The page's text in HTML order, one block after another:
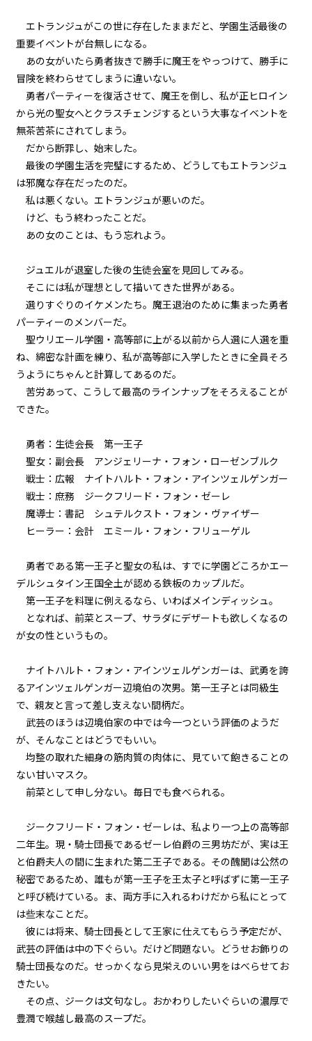
ビューワー設定
文字サイズ
明朝
背景色
組み方向
横組み
episode21
幕間狂言：正ヒロイン、ずっと自
分のターンを確信する。しかし、
その陰でもう一人…。
episode22
小休止：悪役令嬢、地獄でグルメ
紀行。《台湾ラーメン編》
episode23
悪役令嬢、武器を所望する。
episode24
悪役令嬢、現在の地獄の統治状況
を知る。
悪役令嬢、近代兵器と相対する。
episode26
episode27
悪役令嬢、家来も二つ名も増える
一方。
悪役令嬢、天才は天才を知る。
episode29
悪役令嬢、天才vs天才の頭脳バト
ルに挑む。
episode30
た！？
episode31
幕間狂言：有能執事、復讐を誓
う。
小休止：悪役令嬢、地獄でグルメ
紀行。《麻婆豆腐編》
episode33
悪役令嬢、ただの可憐な（？）公
爵令嬢になる。
悪役令嬢、さすがにちょっぴり弱
気になる。
episode35
悪役令嬢、値段をつけられる。
episode36
悪役令嬢、処刑された経緯を振り
episode37
悪役令嬢、ネコタローしゃべる。
episode38
悪役令嬢、地獄の番犬に遭遇す
る。
エトランジュがこの世に存在したままだと、学園生活最後の
重要イベントが台無しになる。
あの女がいたら勇者抜きで勝手に魔王をやっつけて、勝手に
冒険を終わらせてしまうに違いない。
勇者パーティーを復活させて、魔王を倒し、私が正ヒロイン
から光の聖女へとクラスチェンジするという大事なイベントを
無茶苦茶にされてしまう。
だから断罪し、始末した。
最後の学園生活を完璧にするため、どうしてもエトランジュ
は邪魔な存在だったのだ。
私は悪くない。エトランジュが悪いのだ。
けど、もう終わったことだ。
あの女のことは、もう忘れよう。
ジュエルが退室した後の生徒会室を見回してみる。
そこには私が理想として描いてきた世界がある。
選りすぐりのイケメンたち。魔王退治のために集まった勇者
パーティーのメンバーだ。
聖ウリエール学園・高等部に上がる以前から人選に人選を重
ね、綿密な計画を練り、私が高等部に入学したときに全員そろ
うようにちゃんと計算してあるのだ。
苦労あって、こうして最高のラインナップをそろえることが
できた。
勇者：生徒会長 第一王子
聖女：副会長 アンジェリーナ・フォン・ローゼンブルク
戦士：広報 ナイトハルト・フォン・アインツェルゲンガー
戦士：庶務 ジークフリード・フォン・ゼーレ
魔導士：書記 シュテルクスト・フォン・ヴァイザー
ヒーラー：会計 エミール・フォン・フリューゲル
勇者である第一王子と聖女の私は、すでに学園どころかエー
デルシュタイン王国全土が認める鉄板のカップルだ。
第一王子を料理に例えるなら、いわばメインディッシュ。
となれば、前菜とスープ、サラダにデザートも欲しくなるの
が女の性というもの。
ナイトハルト・フォン・アインツェルゲンガーは、武勇を誇
るアインツェルゲンガー辺境伯の次男。第一王子とは同級生
で、親友と言って差し支えない間柄だ。
武芸のほうは辺境伯家の中では今一つという評価のようだ
が、そんなことはどうでもいい。
均整の取れた細身の筋肉質の肉体に、見ていて飽きることの
ない甘いマスク。
前菜として申し分ない。毎日でも食べられる。
ジークフリード・フォン・ゼーレは、私より一つ上の高等部
二年生。現・騎士団長であるゼーレ伯爵の三男坊だが、実は王
と伯爵夫人の間に生まれた第二王子である。その醜聞は公然の
秘密であるため、誰もが第一王子を王太子と呼ばずに第一王子
と呼び続けている。ま、両方手に入れるわけだから私にとって
は些末なことだ。
彼には将来、騎士団長として王家に仕えてもらう予定だが、
武芸の評価は中の下ぐらい。だけど問題ない。どうせお飾りの
騎士団長なのだ。せっかくなら見栄えのいい男をはべらせてお
きたい。
その点、ジークは文句なし。おかわりしたいぐらいの濃厚で
豊潤で喉越し最高のスープだ。